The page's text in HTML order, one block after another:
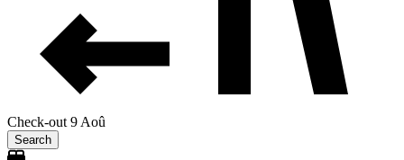
Check-out 9 Aoû
Search